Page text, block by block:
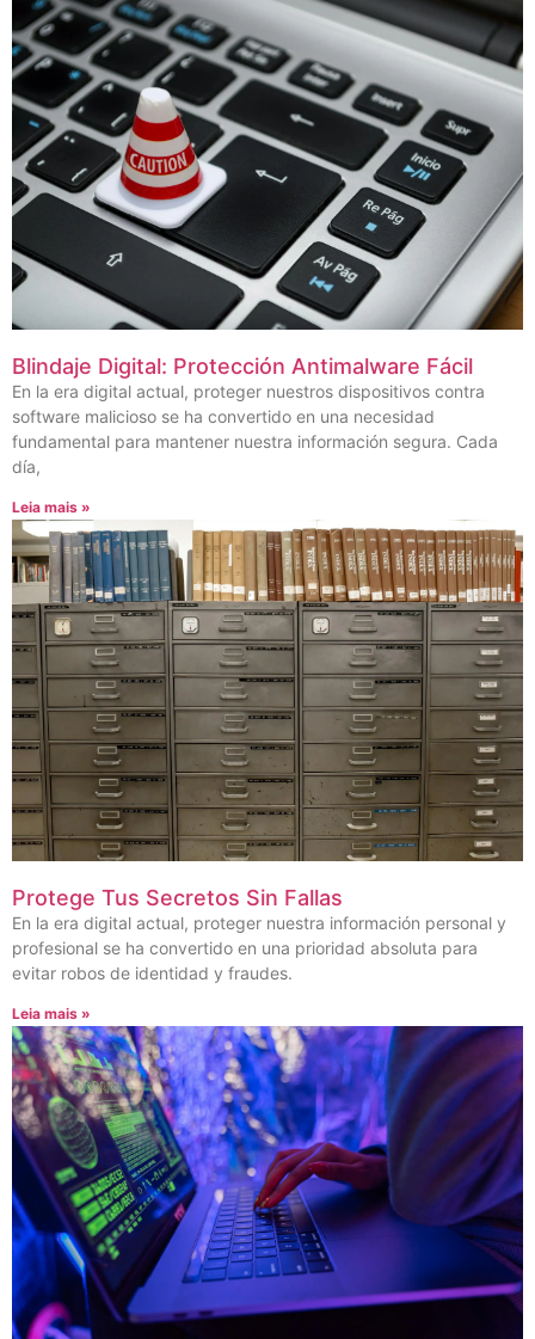
Blindaje Digital: Protección Antimalware Fácil
En la era digital actual, proteger nuestros dispositivos contra
software malicioso se ha convertido en una necesidad
fundamental para mantener nuestra información segura. Cada
día,
Leia mais »
Protege Tus Secretos Sin Fallas
En la era digital actual, proteger nuestra información personal y
profesional se ha convertido en una prioridad absoluta para
evitar robos de identidad y fraudes.
Leia mais »